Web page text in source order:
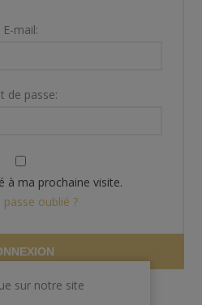
E-mail:
de passe:
à ma prochaine visite.
oublié ?
sur notre site